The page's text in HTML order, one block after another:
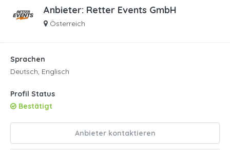
Anbieter: Retter Events GmbH
Österreich
Sprachen
Deutsch, Englisch
Profil Status
Bestätigt
Anbieter kontaktieren